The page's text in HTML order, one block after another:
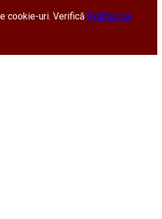
cookie-uri. Verifică Politica de